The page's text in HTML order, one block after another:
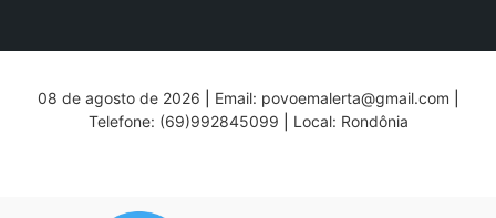
08 de agosto de 2026 Email: povoemalerta@gmail.com
Telefone: (69)992845099
Local: Rondônia